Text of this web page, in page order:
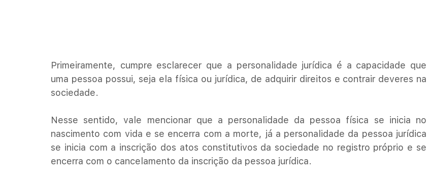
Primeiramente, cumpre esclarecer que a personalidade jurídica é a capacidade que
uma pessoa possui, seja ela física ou jurídica, de adquirir direitos e contrair deveres na
sociedade.
Nesse sentido, vale mencionar que a personalidade da pessoa física se inicia no
nascimento com vida e se encerra com a morte, já a personalidade da pessoa jurídica
se inicia com a inscrição dos atos constitutivos da sociedade no registro próprio e se
encerra com o cancelamento da inscrição da pessoa jurídica.